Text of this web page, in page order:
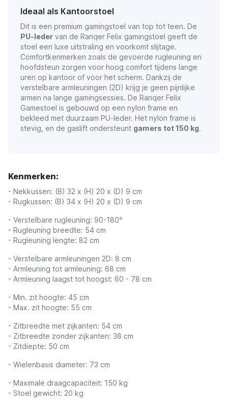
Ideaal als Kantoorstoel
Dit is een premium gamingstoel van top tot teen. De
PU-leder van de Ranqer Felix gamingstoel geeft de
stoel een luxe uitstraling en voorkomt slijtage.
Comfortkenmerken zoals de gevoerde rugleuning en
hoofdsteun zorgen voor hoog comfort tijdens lange
uren op kantoor of voor het scherm. Dankzij de
verstelbare armleuningen (2D) krijg je geen pijnlijke
armen na lange gamingsessies. De Ranqer Felix
Gamestoel is gebouwd op een nylon frame en
bekleed met duurzaam PU-leder. Het nylon frame is
stevig, en de gaslift ondersteunt gamers tot 150 kg.
Kenmerken:
- Nekkussen: (B) 32 x (H) 20 x (D) 9 cm
- Rugkussen: (B) 34 x (H) 20 x (D) 9 cm
- Verstelbare rugleuning: 90-180°
- Rugleuning breedte: 54 cm
- Rugleuning lengte: 82 cm
- Verstelbare armleuningen 2D: 8 cm
- Armleuning tot armleuning: 68 cm
- Armleuning laagst tot hoogst: 60 - 78 cm
- Min. zit hoogte: 45 cm
- Max. zit hoogte: 55 cm
- Zitbreedte met zijkanten: 54 cm
- Zitbreedte zonder zijkanten: 38 cm
- Zitdiepte: 50 cm
- Wielenbasis diameter: 73 cm
- Maximale draagcapaciteit: 150 kg
- Stoel gewicht: 20 kg